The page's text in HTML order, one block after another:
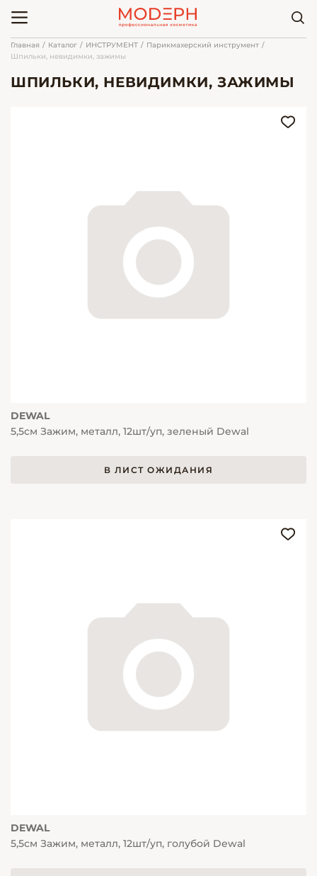
Главная Каталог ИНСТРУМЕНТ
Парикмахерский инструмент
Шпильки, невидимки, зажимы
ШПИЛЬКИ, НЕВИДИМКИ, ЗАЖИМЫ
DEWAL
5,5см Зажим, металл, 12шт/уп, зеленый Dewal
В ЛИСТ ОЖИДАНИЯ
DEWAL
5,5см Зажим, металл, 12шт/уп, голубой Dewal